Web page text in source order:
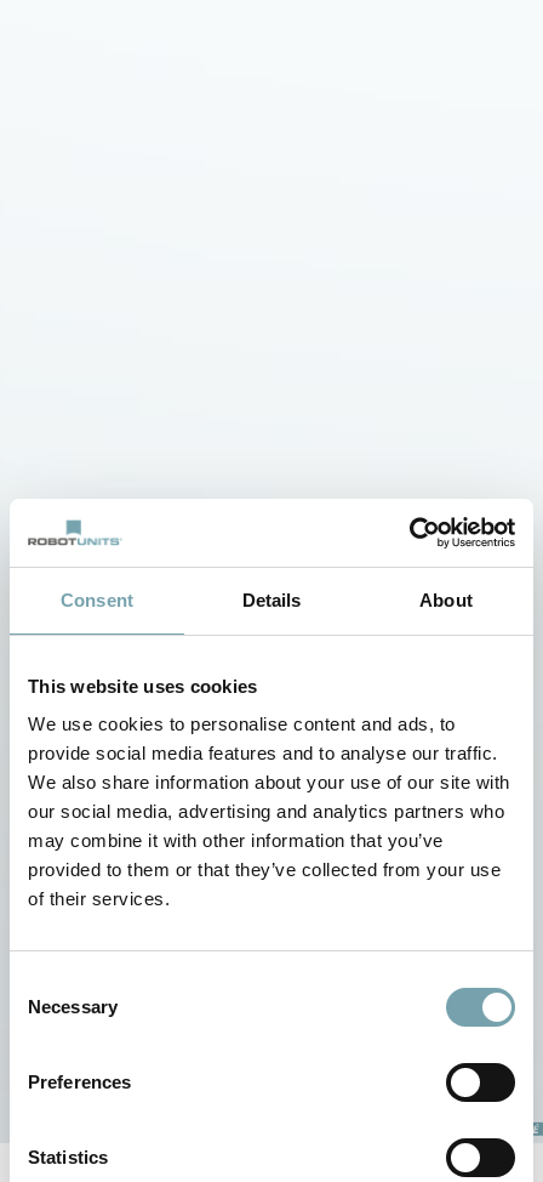
Consent Details About
This website uses cookies
We use cookies to personalise content and ads, to
provide social media features and to analyse our traffic.
We also share information about your use of our site with
our social media, advertising and analytics partners who
may combine it with other information that you’ve
provided to them or that they’ve collected from your use
of their services.
Necessary
Preferences
Statistics